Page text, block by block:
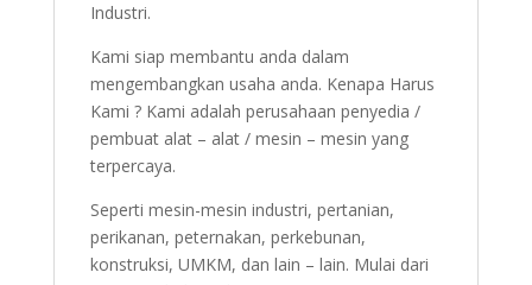
Industri.
Kami siap membantu anda dalam
mengembangkan usaha anda. Kenapa Harus
Kami ? Kami adalah perusahaan penyedia /
pembuat alat – alat / mesin – mesin yang
terpercaya.
Seperti mesin-mesin industri, pertanian,
perikanan, peternakan, perkebunan,
konstruksi, UMKM, dan lain – lain. Mulai dari